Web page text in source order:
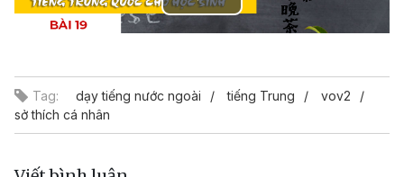
Play
Tag: dạy tiếng nước ngoài tiếng Trung
vov2
sở thích cá nhân